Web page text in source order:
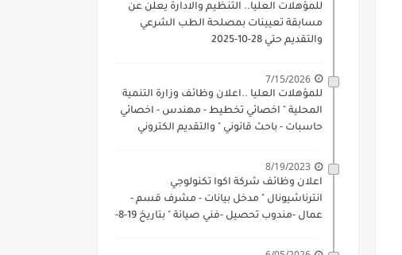
للمؤهلات العليا.. التنظيم والادارة يعلن عن
مسابقة تعيينات بمصلحة الطب الشرعي
والتقديم حتي 28-10-2025
7/15/2026
للمؤهلات العليا ..اعلان وظائف وزارة التنمية
المحلية " اخصائي تخطيط - مهندس - اخصائي
حاسبات - باحث قانوني " والتقديم الكتروني
8/19/2023
اعلان وظائف شركة اكوا تكنولوجي
انترناشيونال " مدخل بيانات - مشرف قسم -
عمال -مندوب تحصيل -فني صيانة " بتاريخ 19-8-